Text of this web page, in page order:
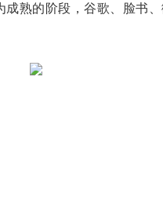
熟的阶段，谷歌、脸书